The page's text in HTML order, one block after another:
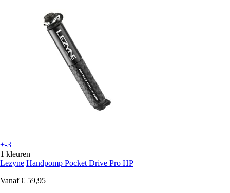
+-3
1 kleuren
Lezyne Handpomp Pocket Drive Pro HP
Vanaf € 59,95